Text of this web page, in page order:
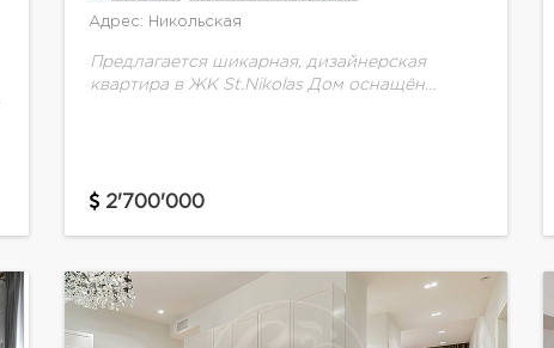
Адрес: Никольская
Предлагается шикарная, дизайнерская
квартира в ЖК St.Nikolas Дом оснащён
всей...
2'700'000